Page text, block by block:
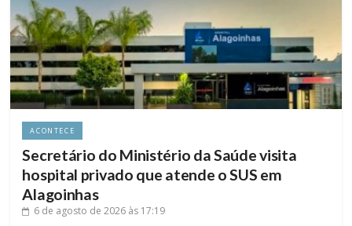
ACONTECE
Secretário do Ministério da Saúde visita
hospital privado que atende o SUS em
Alagoinhas
6 de agosto de 2026 às 17:19